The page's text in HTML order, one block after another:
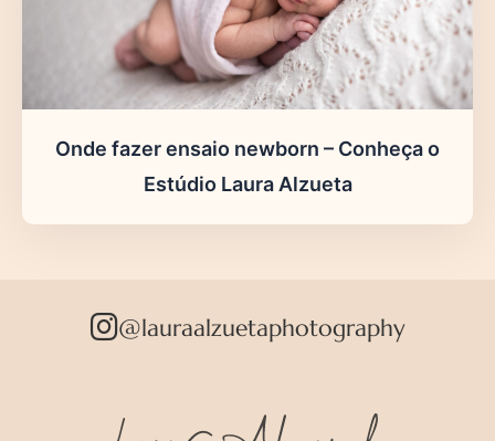
Onde fazer ensaio newborn – Conheça o
Estúdio Laura Alzueta
@lauraalzuetaphotography